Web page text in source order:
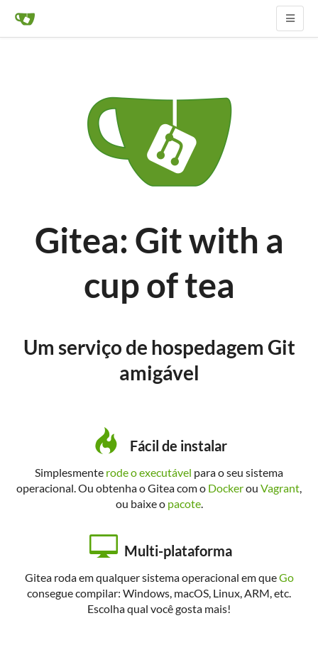
Gitea: Git with a
cup of tea
Um serviço de hospedagem Git
amigável
Fácil de instalar
Simplesmente rode o executável para o seu sistema
operacional. Ou obtenha o Gitea com o Dockerou Vagrant,
ou baixe o pacote.
Multi-plataforma
Gitea roda em qualquer sistema operacional em queGo
consegue compilar: Windows, macOS, Linux, ARM, etc.
Escolha qual você gosta mais!